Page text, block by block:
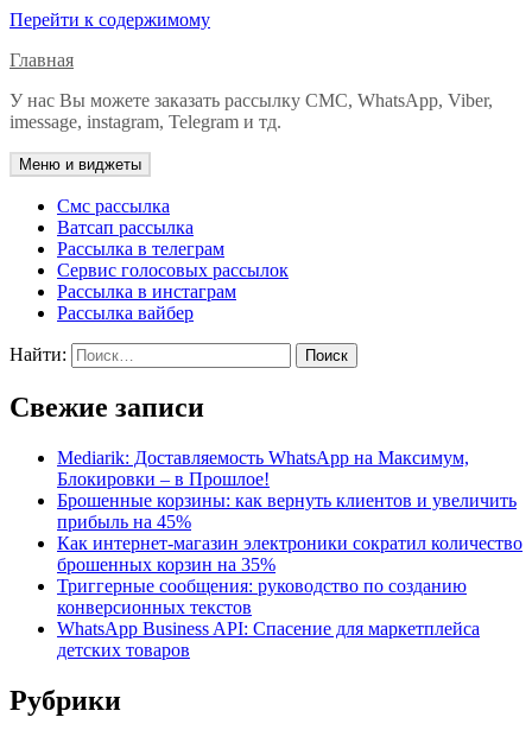
Перейти к содержимому
Главная
У нас Вы можете заказать рассылку СМС, WhatsApp, Viber,
imessage, instagram, Telegram и тд.
Меню и виджеты
Смс рассылка
Ватсап рассылка
Рассылка в телеграм
Сервис голосовых рассылок
Рассылка в инстаграм
Рассылка вайбер
Найти:
Свежие записи
Mediarik: Доставляемость WhatsApp на Максимум,
Блокировки – в Прошлое!
Брошенные корзины: как вернуть клиентов и увеличить
прибыль на 45%
Как интернет-магазин электроники сократил количество
брошенных корзин на 35%
Триггерные сообщения: руководство по созданию
конверсионных текстов
WhatsApp Business API: Спасение для маркетплейса
детских товаров
Рубрики